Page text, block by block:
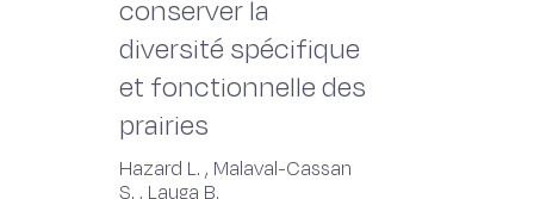
conserver la
diversité spécifique
et fonctionnelle des
prairies
Hazard L. , Malaval-Cassan
S. , Lauga B.